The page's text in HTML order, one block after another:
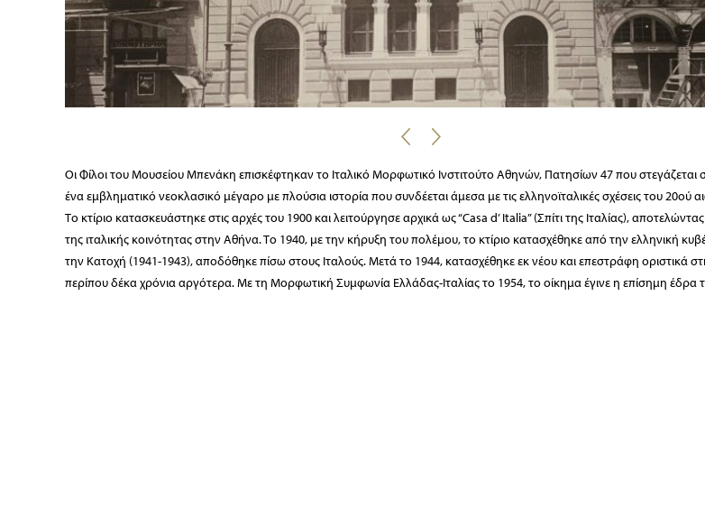
Οι Φίλοι του Μουσείου Μπενάκη επισκέφτηκαν το Ιταλικό Μορφωτικό Ινστιτούτο Αθηνών, Πατησίων 47 που στεγάζεται
ένα εμβληματικό νεοκλασικό μέγαρο με πλούσια ιστορία που συνδέεται άμεσα με τις ελληνοϊταλικές σχέσεις του 20ού
Το κτίριο κατασκευάστηκε στις αρχές του 1900 και λειτούργησε αρχικά ως “Casa d’ Italia” (Σπίτι της Ιταλίας),
της ιταλικής κοινότητας στην Αθήνα. Το 1940, με την κήρυξη του πολέμου, το κτίριο κατασχέθηκε από την ελληνική
την Κατοχή (1941-1943), αποδόθηκε πίσω στους Ιταλούς. Μετά το 1944, κατασχέθηκε εκ νέου και επεστράφη οριστικά
περίπου δέκα χρόνια αργότερα. Με τη Μορφωτική Συμφωνία Ελλάδας-Ιταλίας το 1954, το οίκημα έγινε η επίσημη έδρα